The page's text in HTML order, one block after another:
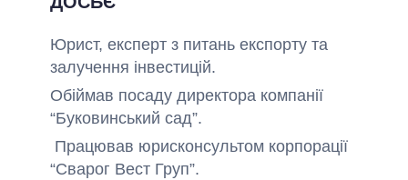
Юрист, експерт з питань експорту та
залучення інвестицій.
Обіймав посаду директора компанії
“Буковинський сад”.
Працював юрисконсультом корпорації
“Сварог Вест Груп”.